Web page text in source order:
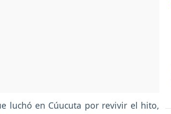
luchó en Cúucuta por revivir el hito,